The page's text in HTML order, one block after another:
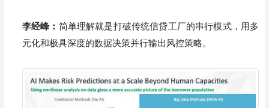
李经峰： 简单理解就是打破传统信贷工厂的串行模式，用多
元化和极具深度的数据决策并行输出风控策略。